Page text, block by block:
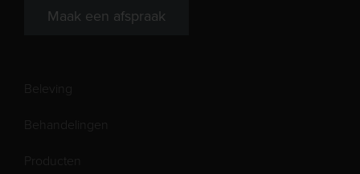
Maak een afspraak
Beleving
Behandelingen
Producten